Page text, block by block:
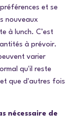
et se
nouveaux
à lunch. C’est
à prévoir.
varier
qu'il reste
que d'autres fois
nécessaire de